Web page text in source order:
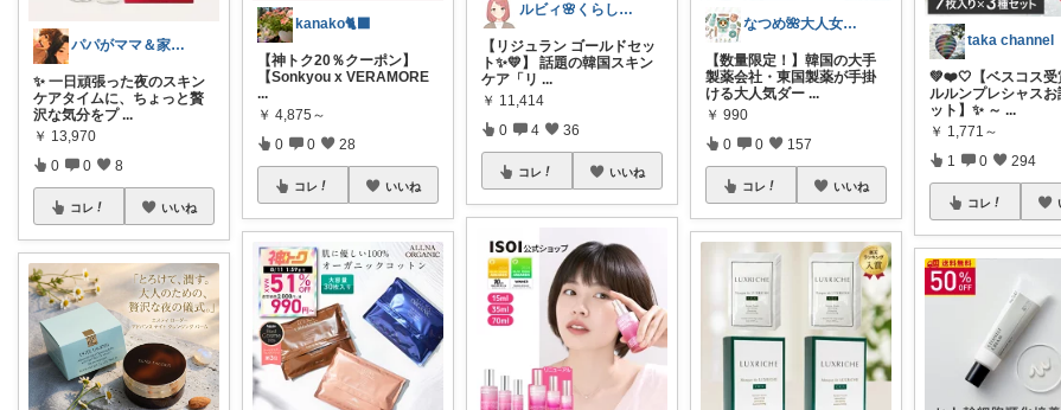
パパがママ＆家族の笑顔の為に選ぶ品😆
✨ 一日頑張った夜のスキン
ケアタイムに、ちょっと贅
沢な気分をプ ...
￥ 13,970
0 0 8
コレ いいね
kanako🐈‍⬛
【神トク20％クーポン】
【Sonkyou x VERAMORE
...
￥ 4,875～
0 0 28
コレ いいね
ルビィ🌸くらしのお得帳
【リジュラン ゴールドセッ
ト✨💛】 話題の韓国スキン
ケア「リ ...
￥ 11,414
0 4 36
コレ いいね
なつめ🌺大人女子のお悩み美容🫧
【数量限定！】韓国の大手
製薬会社・東国製薬が手掛
ける大人気ダー ...
￥ 990
0 0 157
コレ いいね
taka channel
💚❤️🤍【ベスコス受
ルルンプレシャスお
ット】✨ ～ ...
￥ 1,771～
1 0 294
コレ